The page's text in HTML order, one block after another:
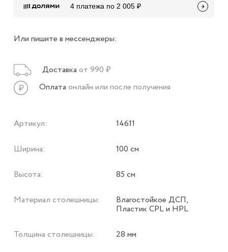
4 платежа по 2 005 ₽
Или пишите в мессенджеры:
Доставка от 990 ₽
Оплата онлайн или после получения
Артикул: 14611
Ширина: 100 см
Высота: 85 см
Материал столешницы: Влагостойкое ДСП,
Пластик CPL и HPL
Толщина столешницы: 28 мм